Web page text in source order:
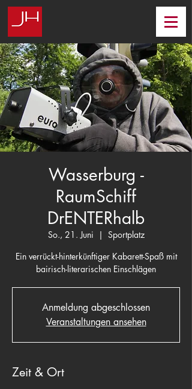
Wasserburg -
RaumSchiff
DrENTERhalb
So., 21. Juni
  |
Sportplatz
Ein verrückt-hinterkünftiger Kabarett-Spaß mit
bairisch-literarischen Einschlägen
Anmeldung abgeschlossen
Veranstaltungen ansehen
Zeit & Ort